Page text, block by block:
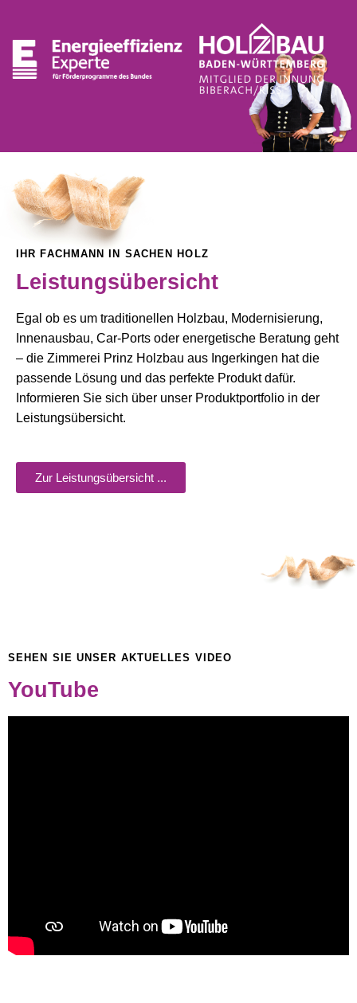
IHR FACHMANN IN SACHEN HOLZ
Leistungsübersicht
Egal ob es um traditionellen Holzbau, Modernisierung,
Innenausbau, Car-Ports oder energetische Beratung geht
– die Zimmerei Prinz Holzbau aus Ingerkingen hat die
passende Lösung und das perfekte Produkt dafür.
Informieren Sie sich über unser Produktportfolio in der
Leistungsübersicht.
Zur Leistungsübersicht ...
SEHEN SIE UNSER AKTUELLES VIDEO
YouTube